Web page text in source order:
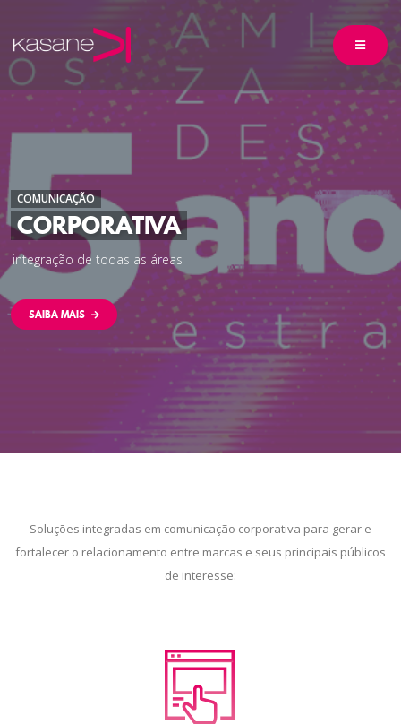
COMUNICAÇÃO
CORPORATIVA
integração de todas as áreas
SAIBA MAIS
Soluções integradas em comunicação corporativa para gerar e
fortalecer o relacionamento entre marcas e seus principais públicos
de interesse: